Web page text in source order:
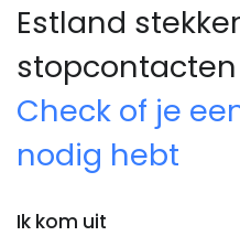
Estland
stopcontacten
Check of je
nodig hebt
Ik kom uit